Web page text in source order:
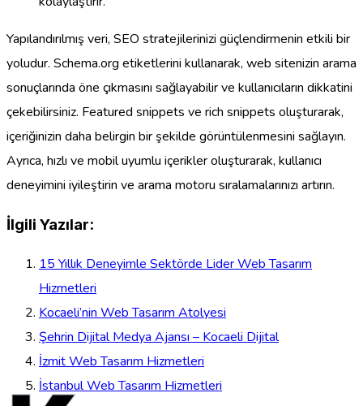
Yapılandırılmış veri, SEO stratejilerinizi güçlendirmenin etkili bir
yoludur. Schema.org etiketlerini kullanarak, web sitenizin arama
sonuçlarında öne çıkmasını sağlayabilir ve kullanıcıların dikkatini
çekebilirsiniz. Featured snippets ve rich snippets oluşturarak,
içeriğinizin daha belirgin bir şekilde görüntülenmesini sağlayın.
Ayrıca, hızlı ve mobil uyumlu içerikler oluşturarak, kullanıcı
deneyimini iyileştirin ve arama motoru sıralamalarınızı artırın.
İlgili Yazılar:
15 Yıllık Deneyimle Sektörde Lider Web Tasarım
Hizmetleri
Kocaeli’nin Web Tasarım Atolyesi
Şehrin Dijital Medya Ajansı – Kocaeli Dijital
İzmit Web Tasarım Hizmetleri
İstanbul Web Tasarım Hizmetleri